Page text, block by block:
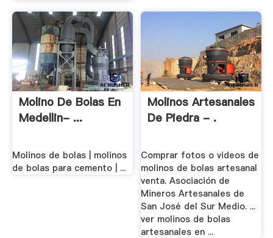
Molino De Bolas En
Medellin- ...
Molinos de bolas | molinos
de bolas para cemento | ...
Molinos Artesanales
De Piedra - .
Comprar fotos o videos de
molinos de bolas artesanal
venta. Asociación de
Mineros Artesanales de
San José del Sur Medio. ...
ver molinos de bolas
artesanales en ...